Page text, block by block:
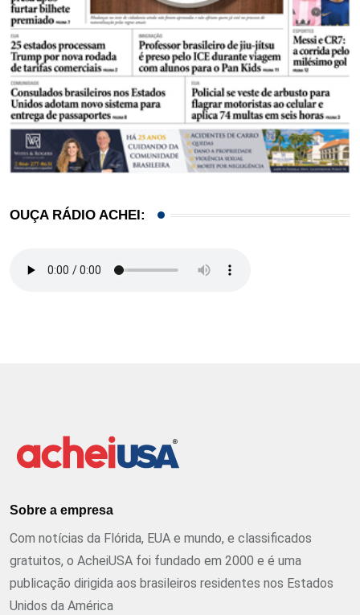
OUÇA RÁDIO ACHEI:
Sobre a empresa
Com notícias da Flórida, EUA e mundo, e classificados
gratuitos, o AcheiUSA foi fundado em 2000 e é uma
publicação dirigida aos brasileiros residentes nos Estados
Unidos da América